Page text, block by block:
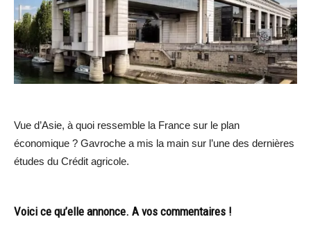
Vue d’Asie, à quoi ressemble la France sur le plan
économique ? Gavroche a mis la main sur l’une des dernières
études du Crédit agricole.
Voici ce qu’elle annonce. A vos commentaires !